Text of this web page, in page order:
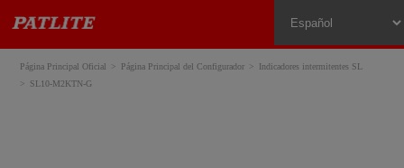
Página Principal Oficial Página Principal del Configurador
Indicadores intermitentes SL
SL10-M2KTN-G